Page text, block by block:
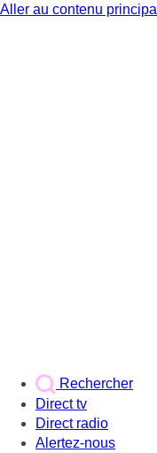
Aller au contenu principal
Rechercher
Direct tv
Direct radio
Alertez-nous